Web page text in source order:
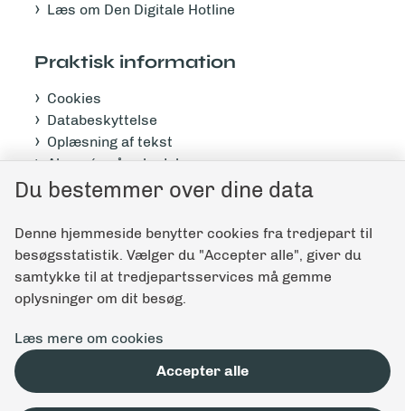
Læs om Den Digitale Hotline
Praktisk information
Cookies
Databeskyttelse
Oplæsning af tekst
Abonnér på nyhedsbrev
Tilgængelighedserklæring
Giv feedback til denne side
Du bestemmer over dine data
Denne hjemmeside benytter cookies fra tredjepart til
besøgsstatistik. Vælger du "Accepter alle", giver du
samtykke til at tredjepartsservices må gemme
oplysninger om dit besøg.
Læs mere om cookies
Accepter alle